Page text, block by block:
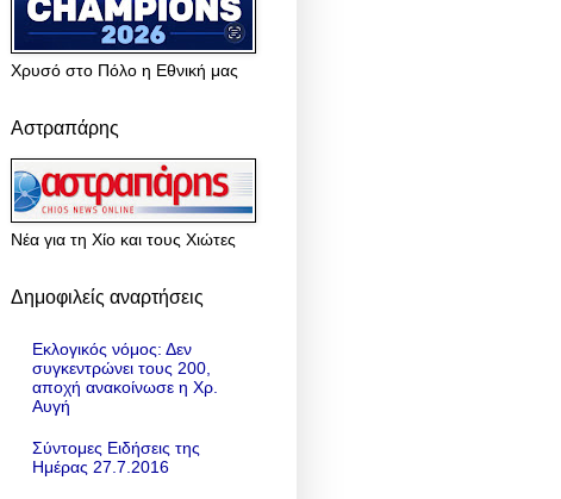
Χρυσό στο Πόλο η Εθνική μας
Αστραπάρης
Νέα για τη Χίο και τους Χιώτες
Δημοφιλείς αναρτήσεις
Εκλογικός νόμος: Δεν
συγκεντρώνει τους 200,
αποχή ανακοίνωσε η Χρ.
Αυγή
Σύντομες Ειδήσεις της
Ημέρας 27.7.2016